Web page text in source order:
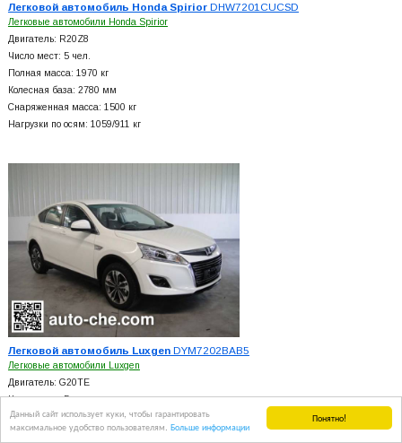
Понятно!
Данный сайт использует куки, чтобы гарантировать
максимальное удобство пользователям. Больше информации
Легковой автомобиль Honda SpiriorDHW7201CUCSD
Легковые автомобили Honda Spirior
Двигатель: R20Z8
Число мест: 5 чел.
Полная масса: 1970 кг
Колесная база: 2780 мм
Снаряженная масса: 1500 кг
Нагрузки по осям: 1059/911 кг
Легковой автомобиль LuxgenDYM7202BAB5
Легковые автомобили Luxgen
Двигатель: G20TE
Число мест: 5 чел.
Полная масса: 1930 кг
Колесная база: 2720 мм